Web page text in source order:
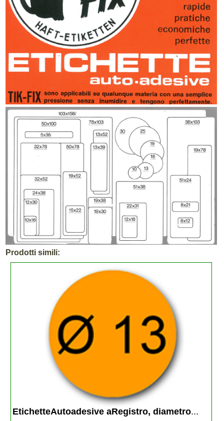
Prodotti simili:
EtichetteAutoadesive aRegistro, diametro...